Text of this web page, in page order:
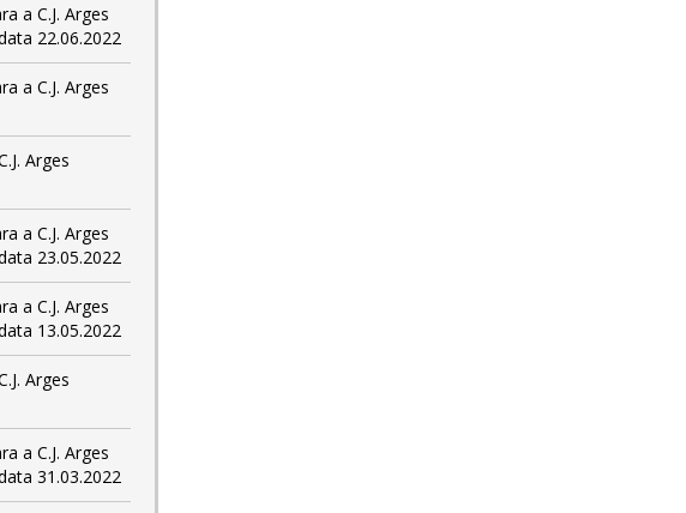
a C.J. Arges
22.06.2022
a C.J. Arges
Arges
a C.J. Arges
23.05.2022
a C.J. Arges
13.05.2022
Arges
a C.J. Arges
31.03.2022